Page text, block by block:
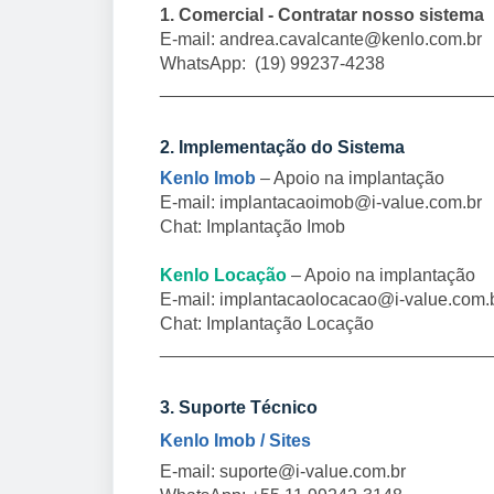
1. Comercial - Contratar nosso sistema
E-mail: andrea.cavalcante@kenlo.com.br
WhatsApp: (19) 99237-4238
2. Implementação do Sistema
Kenlo Imob – Apoio na implantação
E-mail: implantacaoimob@i-value.com.br
Chat: Implantação Imob
Kenlo Locação – Apoio na implantação
E-mail: implantacaolocacao@i-
Chat: Implantação Locação
3. Suporte Técnico
Kenlo Imob / Sites
E-mail: suporte@i-value.com.br